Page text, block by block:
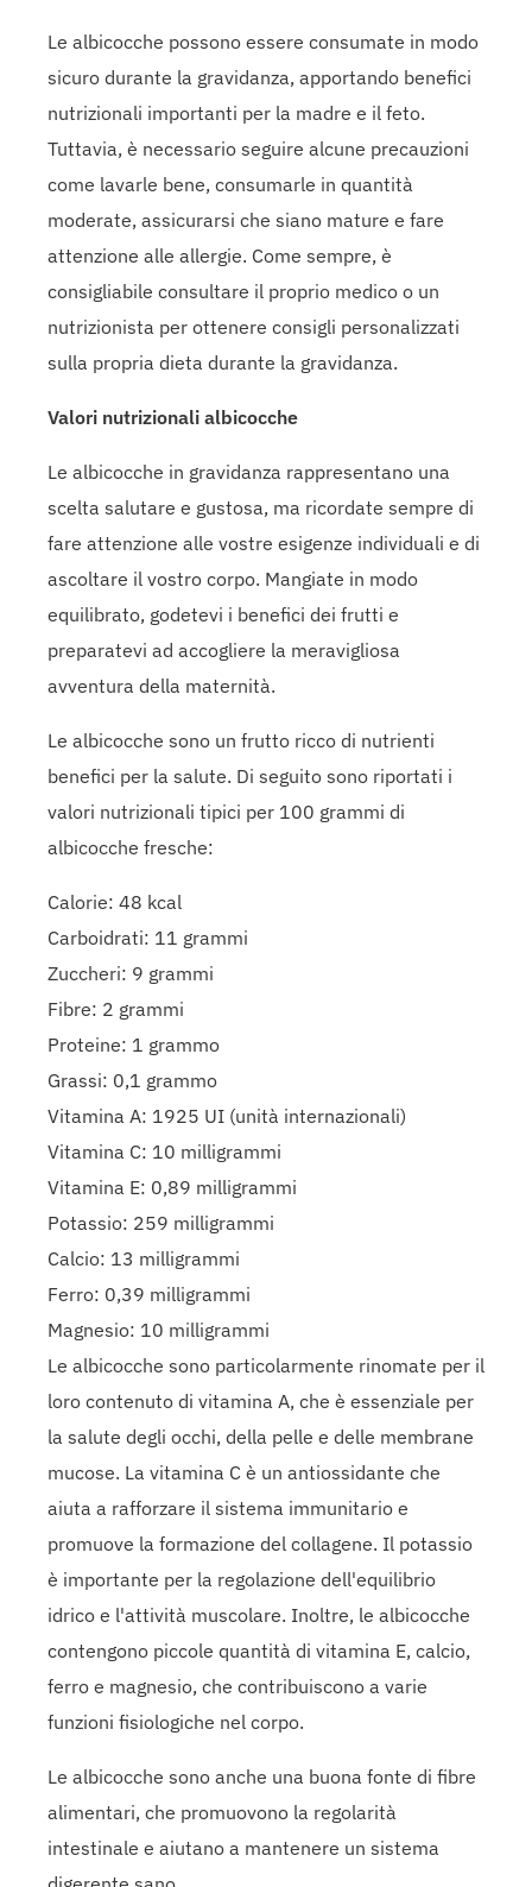
Le albicocche possono essere consumate in modo
sicuro durante la gravidanza, apportando benefici
nutrizionali importanti per la madre e il feto.
Tuttavia, è necessario seguire alcune precauzioni
come lavarle bene, consumarle in quantità
moderate, assicurarsi che siano mature e fare
attenzione alle allergie. Come sempre, è
consigliabile consultare il proprio medico o un
nutrizionista per ottenere consigli personalizzati
sulla propria dieta durante la gravidanza.
Valori nutrizionali albicocche
Le albicocche in gravidanza rappresentano una
scelta salutare e gustosa, ma ricordate sempre di
fare attenzione alle vostre esigenze individuali e di
ascoltare il vostro corpo. Mangiate in modo
equilibrato, godetevi i benefici dei frutti e
preparatevi ad accogliere la meravigliosa
avventura della maternità.
Le albicocche sono un frutto ricco di nutrienti
benefici per la salute. Di seguito sono riportati i
valori nutrizionali tipici per 100 grammi di
albicocche fresche:
Calorie: 48 kcal
Carboidrati: 11 grammi
Zuccheri: 9 grammi
Fibre: 2 grammi
Proteine: 1 grammo
Grassi: 0,1 grammo
Vitamina A: 1925 UI (unità internazionali)
Vitamina C: 10 milligrammi
Vitamina E: 0,89 milligrammi
Potassio: 259 milligrammi
Calcio: 13 milligrammi
Ferro: 0,39 milligrammi
Magnesio: 10 milligrammi
Le albicocche sono particolarmente rinomate per il
loro contenuto di vitamina A, che è essenziale per
la salute degli occhi, della pelle e delle membrane
mucose. La vitamina C è un antiossidante che
aiuta a rafforzare il sistema immunitario e
promuove la formazione del collagene. Il potassio
è importante per la regolazione dell'equilibrio
idrico e l'attività muscolare. Inoltre, le albicocche
contengono piccole quantità di vitamina E, calcio,
ferro e magnesio, che contribuiscono a varie
funzioni fisiologiche nel corpo.
Le albicocche sono anche una buona fonte di fibre
alimentari, che promuovono la regolarità
intestinale e aiutano a mantenere un sistema